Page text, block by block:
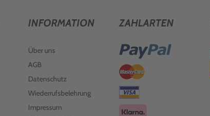
INFORMATION
Über uns
AGB
Datenschutz
Wiederrufsbelehrung
Impressum
ZAHLARTEN